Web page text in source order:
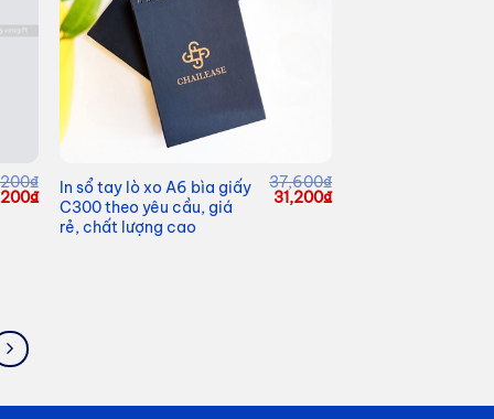
₫
₫Giá
hiện
In sổ tay lò xo A6 bìa giấy
C300 theo yêu cầu, giá
rẻ, chất lượng cao
37,600₫
Giá
gốc
31,200₫Giá